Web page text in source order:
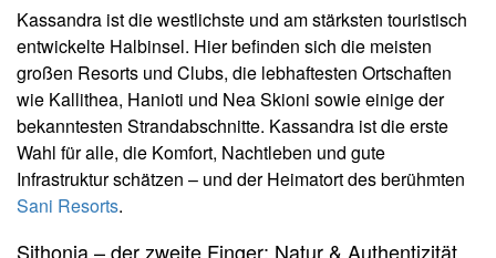
Kassandra ist die westlichste und am stärksten touristisch
entwickelte Halbinsel. Hier befinden sich die meisten
großen Resorts und Clubs, die lebhaftesten Ortschaften
wie Kallithea, Hanioti und Nea Skioni sowie einige der
bekanntesten Strandabschnitte. Kassandra ist die erste
Wahl für alle, die Komfort, Nachtleben und gute
Infrastruktur schätzen – und der Heimatort des berühmten
Sani Resorts.
Sithonia – der zweite Finger: Natur & Authentizität